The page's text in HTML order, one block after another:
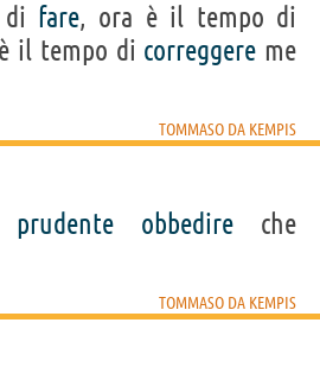
fare, ora è il tempo di
il tempo di correggere me
TOMMASO DA KEMPIS
prudente obbedireche
TOMMASO DA KEMPIS